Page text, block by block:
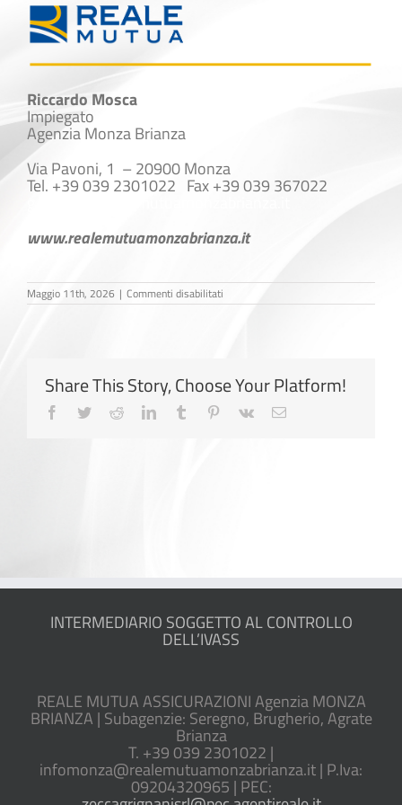
Riccardo Mosca
Impiegato
Agenzia Monza Brianza
Via Pavoni, 1 – 20900 Monza
Tel. +39 039 2301022 Fax +39 039 367022
www.realemutuamonzabrianza.it
Maggio 11th, 2026 | Commenti disabilitati
Riccardo
Share This Story, Choose Your Platform!
Facebook
TwitterRedditLinkedInTumblr Pinterest
Vk Email
INTERMEDIARIO SOGGETTO AL CONTROLLO
DELL’IVASS
REALE MUTUA ASSICURAZIONI Agenzia MONZA
BRIANZA | Subagenzie: Seregno, Brugherio, Agrate
Brianza
T. +39 039 2301022 |
infomonza@realemutuamonzabrianza.it | P.Iva:
09204320965 | PEC: